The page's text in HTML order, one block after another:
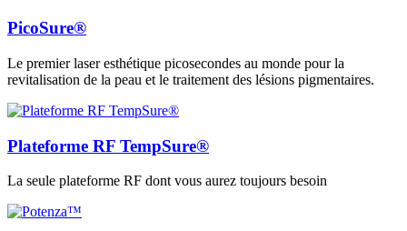
PicoSure®
Le premier laser esthétique picosecondes au monde pour la
revitalisation de la peau et le traitement des lésions pigmentaires.
Plateforme RF TempSure®
La seule plateforme RF dont vous aurez toujours besoin